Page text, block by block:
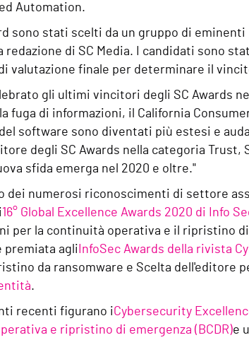
Automation.
sono stati scelti da un gruppo di
redazione di SC Media. I candidati
valutazione finale per determinare il
gli ultimi vincitori degli SC Awards
fuga di informazioni, il California
software sono diventati più estesi e
degli SC Awards nella categoria
sfida emerga nel 2020 e oltre."
dei numerosi riconoscimenti di settore
16° Global Excellence Awards 2020 di Info
per la continuità operativa e il ripristino
premiata agli InfoSec Awards della rivista
da ransomware e Scelta dell'editore
.
recenti figurano iCybersecurity
e ripristino di emergenza (BCDR)e